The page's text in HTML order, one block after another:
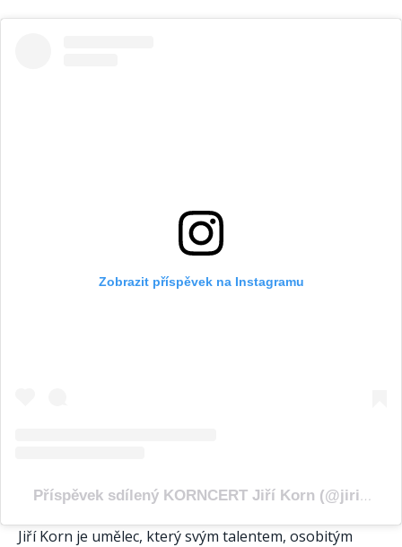
Zobrazit příspěvek na Instagramu
Příspěvek sdílený KORNCERT Jiří Korn (@jirikorn.korncert)
Jiří Korn je umělec, který svým talentem, osobitým